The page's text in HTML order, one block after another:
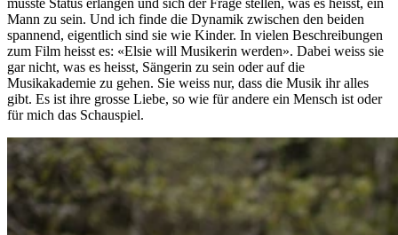
musste Status erlangen und sich der Frage stellen, was es heisst, ein
Mann zu sein. Und ich finde die Dynamik zwischen den beiden
spannend, eigentlich sind sie wie Kinder. In vielen Beschreibungen
zum Film heisst es: «Elsie will Musikerin werden». Dabei weiss sie
gar nicht, was es heisst, Sängerin zu sein oder auf die
Musikakademie zu gehen. Sie weiss nur, dass die Musik ihr alles
gibt. Es ist ihre grosse Liebe, so wie für andere ein Mensch ist oder
für mich das Schauspiel.